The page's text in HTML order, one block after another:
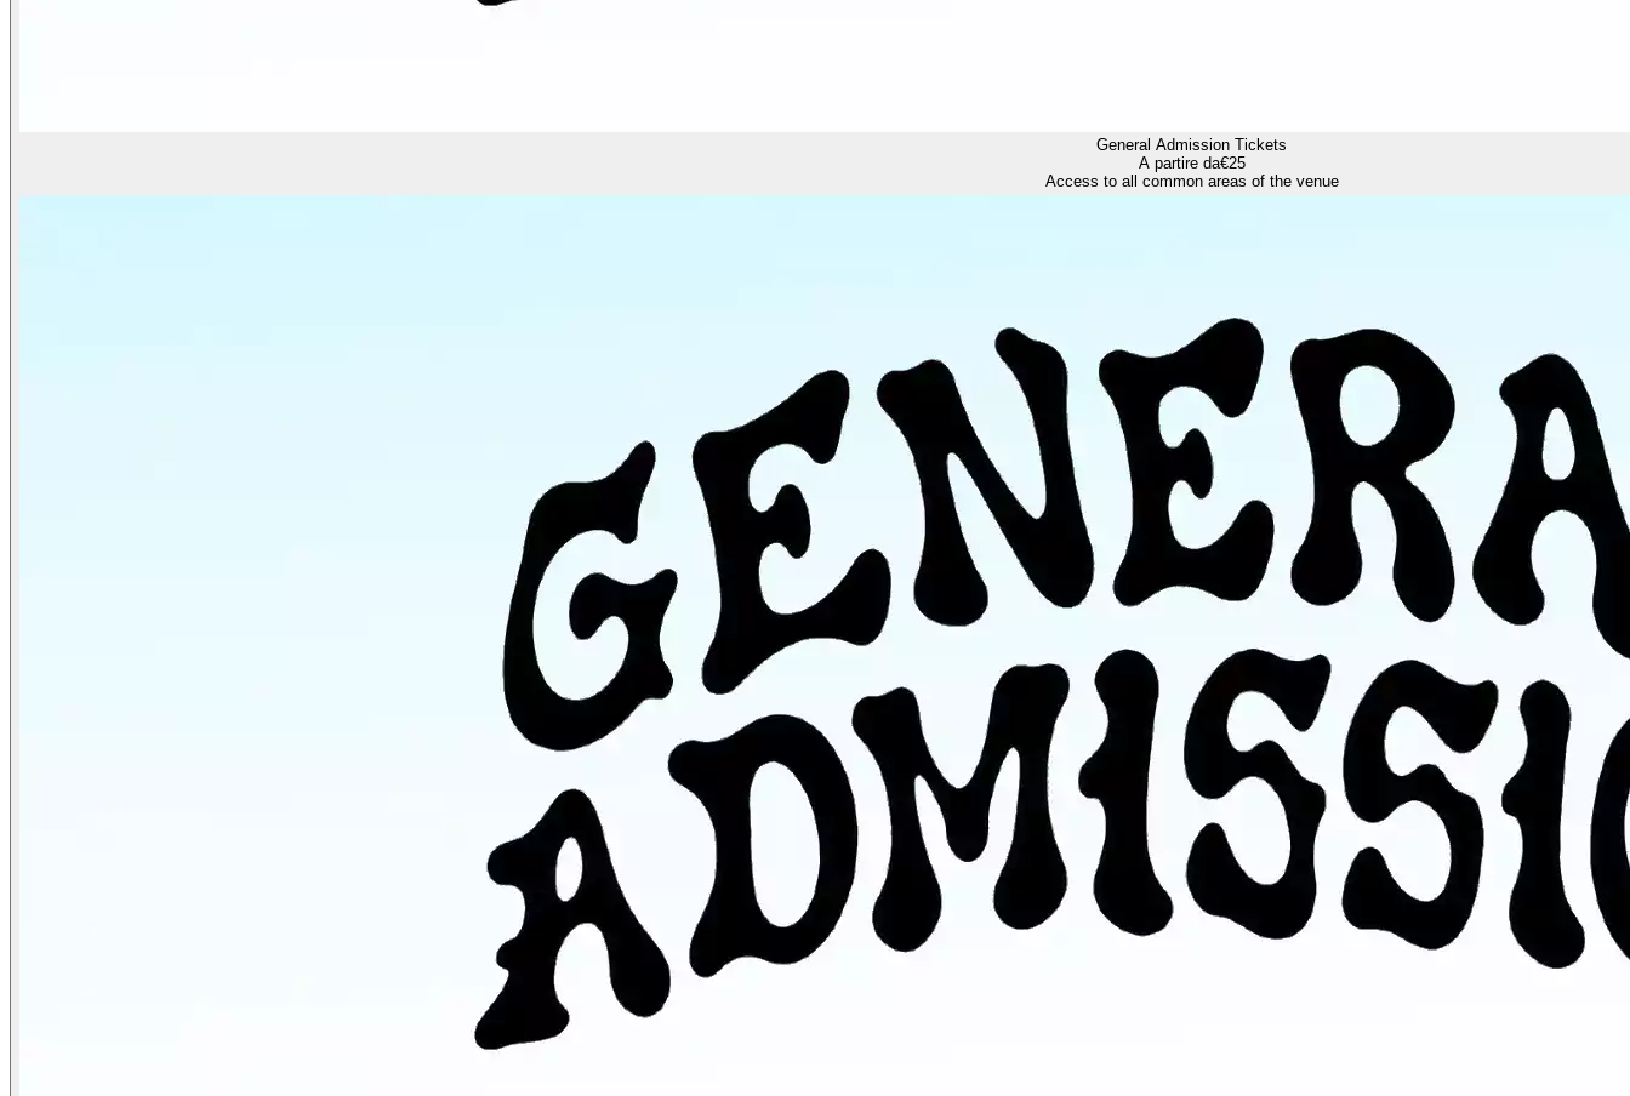
General Admission Tickets
A partire da€25
Access to all common areas of the venue